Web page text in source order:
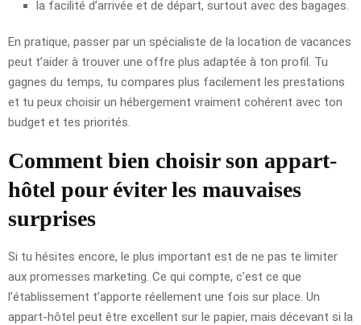
la facilité d’arrivée et de départ, surtout avec des bagages.
En pratique, passer par un spécialiste de la location de vacances
peut t’aider à trouver une offre plus adaptée à ton profil. Tu
gagnes du temps, tu compares plus facilement les prestations
et tu peux choisir un hébergement vraiment cohérent avec ton
budget et tes priorités.
Comment bien choisir son appart-
hôtel pour éviter les mauvaises
surprises
Si tu hésites encore, le plus important est de ne pas te limiter
aux promesses marketing. Ce qui compte, c’est ce que
l’établissement t’apporte réellement une fois sur place. Un
appart-hôtel peut être excellent sur le papier, mais décevant si la